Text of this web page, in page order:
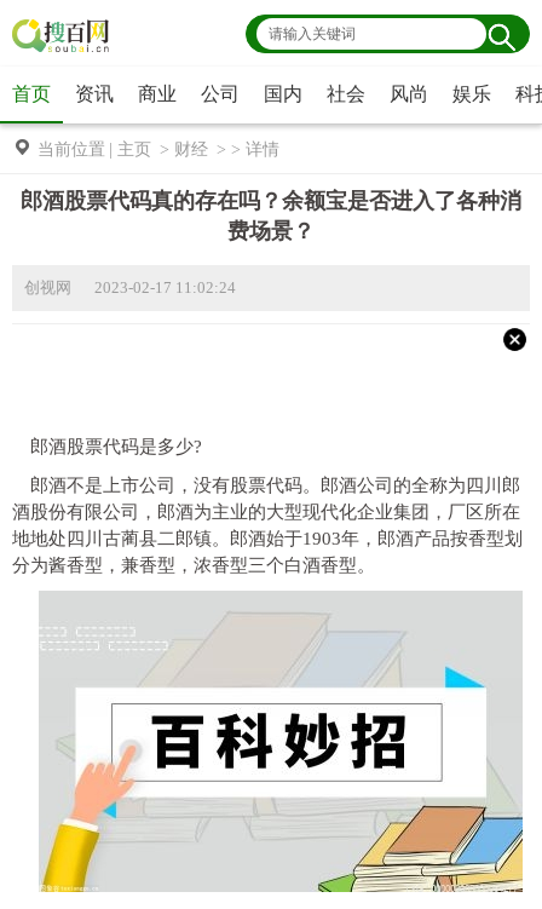
首页 资讯 商业 公司 国内 社会 风尚 娱乐 科
当前位置 主页 > 财经 > > 详情
郎酒股票代码真的存在吗？​余额宝是否进入了各种消
费场景？
创视网 2023-02-17 11:02:24
郎酒股票代码是多少?
郎酒不是上市公司，没有股票代码。郎酒公司的全称为四川郎
酒股份有限公司，郎酒为主业的大型现代化企业集团，厂区所在
地地处四川古蔺县二郎镇。郎酒始于1903年，郎酒产品按香型划
分为酱香型，兼香型，浓香型三个白酒香型。